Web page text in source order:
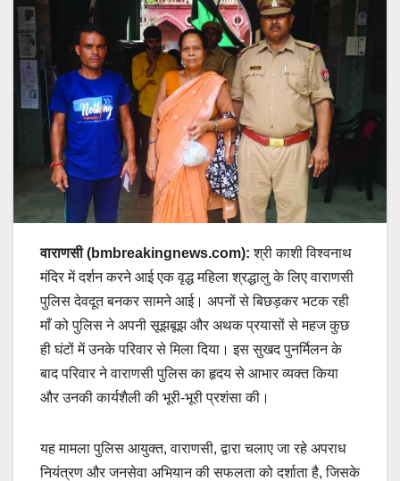
वाराणसी (bmbreakingnews.com): श्री काशी विश्वनाथ
मंदिर में दर्शन करने आई एक वृद्ध महिला श्रद्धालु के लिए वाराणसी
पुलिस देवदूत बनकर सामने आई। अपनों से बिछड़कर भटक रही
माँ को पुलिस ने अपनी सूझबूझ और अथक प्रयासों से महज कुछ
ही घंटों में उनके परिवार से मिला दिया। इस सुखद पुनर्मिलन के
बाद परिवार ने वाराणसी पुलिस का हृदय से आभार व्यक्त किया
और उनकी कार्यशैली की भूरी-भूरी प्रशंसा की।
यह मामला पुलिस आयुक्त, वाराणसी, द्वारा चलाए जा रहे अपराध
नियंत्रण और जनसेवा अभियान की सफलता को दर्शाता है, जिसके